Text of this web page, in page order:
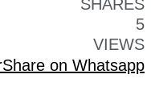
SHARES
5
VIEWS
Share on Whatsapp